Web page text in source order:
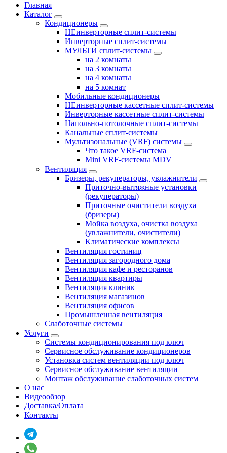
Главная
Каталог
Кондиционеры
НЕинверторные сплит-системы
Инверторные сплит-системы
МУЛЬТИ сплит-системы
на 2 комнаты
на 3 комнаты
на 4 комнаты
на 5 комнат
Мобильные кондиционеры
НЕинверторные кассетные сплит-системы
Инверторные кассетные сплит-системы
Напольно-потолочные сплит-системы
Канальные сплит-системы
Мультизональные (VRF) системы
Что такое VRF-система
Mini VRF-системы MDV
Вентиляция
Бризеры, рекуператоры, увлажнители
Приточно-вытяжные установки
(рекуператоры)
Приточные очистители воздуха
(бризеры)
Мойка воздуха, очистка воздуха
(увлажнители, очистители)
Климатические комплексы
Вентиляция гостиниц
Вентиляция загородного дома
Вентиляция кафе и ресторанов
Вентиляция квартиры
Вентиляция клиник
Вентиляция магазинов
Вентиляция офисов
Промышленная вентиляция
Слаботочные системы
Услуги
Системы кондиционирования под ключ
Сервисное обслуживание кондиционеров
Установка систем вентиляции под ключ
Сервисное обслуживание вентиляции
Монтаж обслуживание слаботочных систем
О нас
Видеообзор
Доставка/Оплата
Контакты